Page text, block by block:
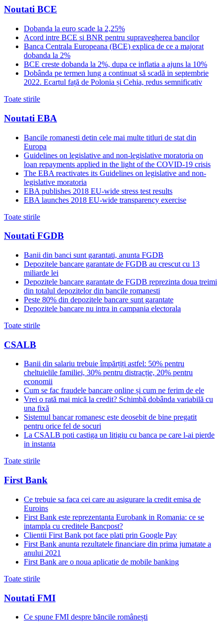
Noutati BCE
Dobanda la euro scade la 2,25%
Acord intre BCE si BNR pentru supravegherea bancilor
Banca Centrala Europeana (BCE) explica de ce a majorat
dobanda la 2%
BCE creste dobanda la 2%, dupa ce inflatia a ajuns la 10%
Dobânda pe termen lung a continuat să scadă in septembrie
2022. Ecartul față de Polonia și Cehia, redus semnificativ
Toate stirile
Noutati EBA
Bancile romanesti detin cele mai multe titluri de stat din
Europa
Guidelines on legislative and non-legislative moratoria on
loan repayments applied in the light of the COVID-19 crisis
The EBA reactivates its Guidelines on legislative and non-
legislative moratoria
EBA publishes 2018 EU-wide stress test results
EBA launches 2018 EU-wide transparency exercise
Toate stirile
Noutati FGDB
Banii din banci sunt garantati, anunta FGDB
Depozitele bancare garantate de FGDB au crescut cu 13
miliarde lei
Depozitele bancare garantate de FGDB reprezinta doua treimi
din totalul depozitelor din bancile romanesti
Peste 80% din depozitele bancare sunt garantate
Depozitele bancare nu intra in campania electorala
Toate stirile
CSALB
Banii din salariu trebuie împărțiți astfel: 50% pentru
cheltuielile familiei, 30% pentru distracție, 20% pentru
economii
Cum se fac fraudele bancare online și cum ne ferim de ele
Vrei o rată mai mică la credit? Schimbă dobânda variabilă cu
una fixă
Sistemul bancar romanesc este deosebit de bine pregatit
pentru orice fel de socuri
La CSALB poti castiga un litigiu cu banca pe care l-ai pierde
in instanta
Toate stirile
First Bank
Ce trebuie sa faca cei care au asigurare la credit emisa de
Euroins
First Bank este reprezentanta Eurobank in Romania: ce se
intampla cu creditele Bancpost?
Clientii First Bank pot face plati prin Google Pay
First Bank anunta rezultatele financiare din prima jumatate a
anului 2021
First Bank are o noua aplicatie de mobile banking
Toate stirile
Noutati FMI
Ce spune FMI despre băncile românești